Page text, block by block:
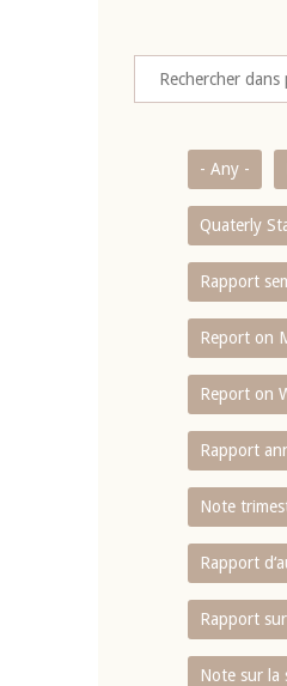
- Any -
Quaterly
Rapport
Report on
Report on
Rapport
Note
Rapport
Rapport
Note sur la